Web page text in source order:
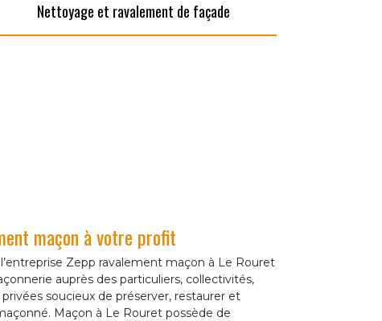
Nettoyage et ravalement de façade
maçon à votre profit
Zepp ravalement maçon à Le Rouret
auprès des particuliers, collectivités,
soucieux de préserver, restaurer et
Maçon à Le Rouret possède de